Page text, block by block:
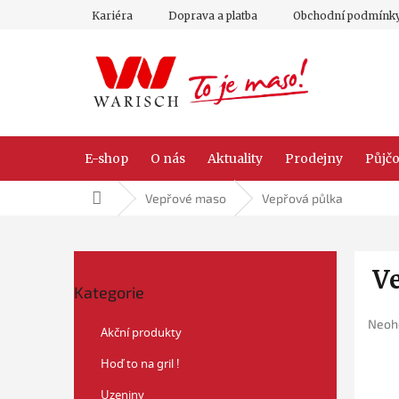
Kariéra Doprava a platba Obchodní
E-shop O nás Aktuality Prodejny
Domů Vepřové maso Vepřová půlka
s
kategorie
Kategorie
Akční produkty
Hoď to na gril !
Uzeniny